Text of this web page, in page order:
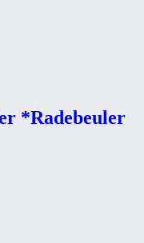
*Radebeuler